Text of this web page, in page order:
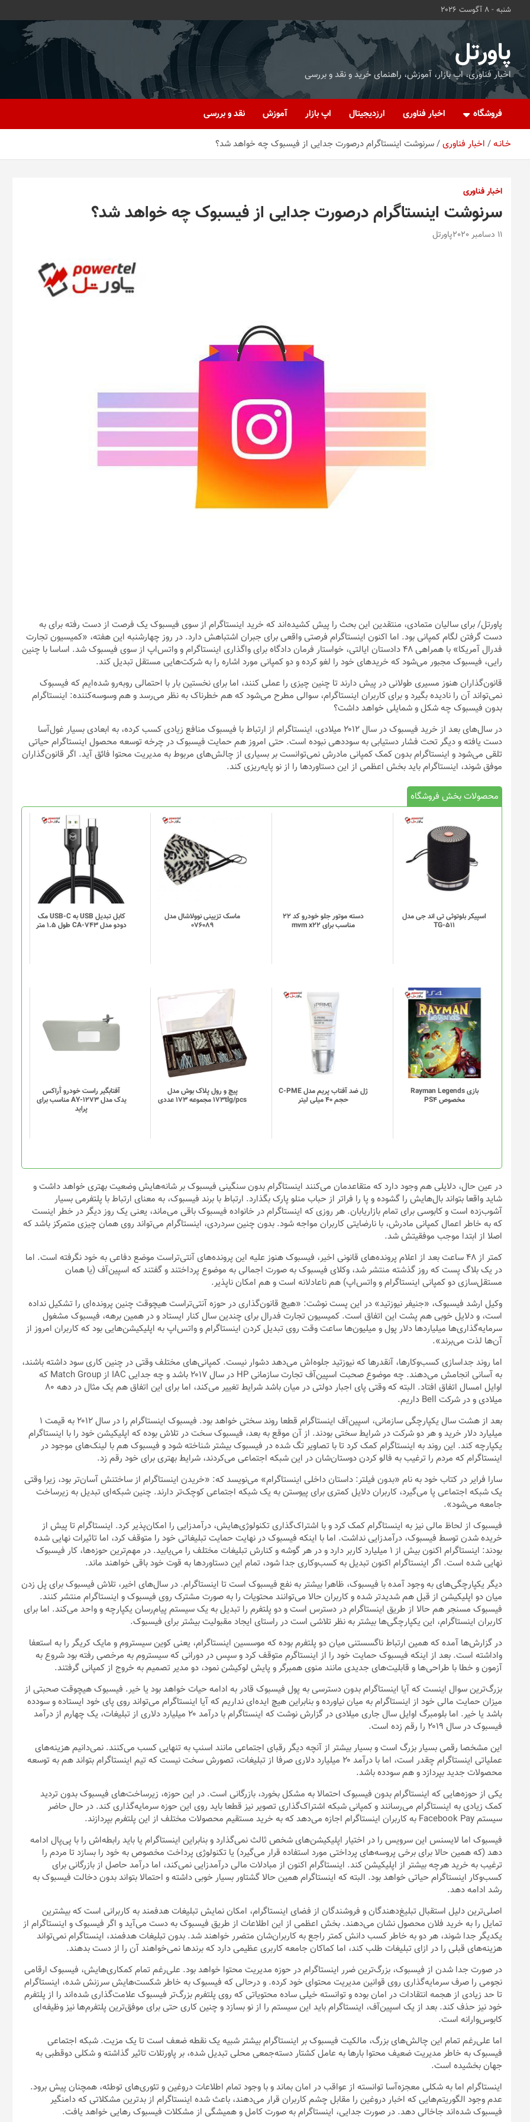
شنبه - 8 آگوست 2026
پاورتل
اخبار فناوری، اپ بازار، آموزش، راهنمای خرید و نقد و بررسی
فروشگاه اخبار فناوری ارزدیجیتال اپ بازار آموزش نقد و بررسی
خـانـه اخبار فناوری سرنوشت اینستاگرام درصورت جدایی از فیسبوک چه خواهد شد؟
اخبار فناوری
سرنوشت اینستاگرام درصورت جدایی از فیسبوک چه خواهد شد؟
11 دسامبر 2020 پاورتل
پاورتل/ برای سالیان متمادی، منتقدین این بحث را پیش کشیده‌اند که خرید اینستاگرام از سوی فیسبوک یک فرصت از دست رفته برای به
دست گرفتن لگام کمپانی بود. اما اکنون اینستاگرام فرصتی واقعی برای جبران اشتباهش دارد. در روز چهارشنبه این هفته، «کمیسیون تجارت
فدرال آمریکا» با همراهی ۴۸ دادستان ایالتی، خواستار فرمان دادگاه برای واگذاری اینستاگرام و واتس‌اپ از سوی فیسبوک شد. اساسا با چنین
رایی، فیسبوک مجبور می‌شود که خریدهای خود را لغو کرده و دو کمپانی مورد اشاره را به شرکت‌هایی مستقل تبدیل کند.
قانون‌گذاران هنوز مسیری طولانی در پیش دارند تا چنین چیزی را عملی کنند، اما برای نخستین بار با احتمالی روبه‌رو شده‌ایم که فیسبوک
نمی‌تواند آن را نادیده بگیرد و برای کاربران اینستاگرام، سوالی مطرح می‌شود که هم خطرناک به نظر می‌رسد و هم وسوسه‌کننده: اینستاگرام
بدون فیسبوک چه شکل و شمایلی خواهد داشت؟
در سال‌های بعد از خرید فیسبوک در سال ۲۰۱۲ میلادی، اینستاگرام از ارتباط با فیسبوک منافع زیادی کسب کرده، به ابعادی بسیار غول‌آسا
دست یافته و دیگر تحت فشار دستیابی به سوددهی نبوده است. حتی امروز هم حمایت فیسبوک در چرخه توسعه محصول اینستاگرام حیاتی
تلقی می‌شود و اینستاگرام بدون کمک کمپانی مادرش نمی‌توانست بر بسیاری از چالش‌های مربوط به مدیریت محتوا فائق آید. اگر قانون‌گذاران
موفق شوند، اینستاگرام باید بخش اعظمی از این دستاوردها را از نو پایه‌ریزی کند.
محصولات بخش فروشگاه
اسپیکر بلوتوثی تی اند جی مدل
TG-511
دسته موتور جلو خودرو کد 22
مناسب برای mvm x22
ماسک تزیینی نوولاشال مدل
076089
کابل تبدیل USB به USB-C مک
دودو مدل CA-743 طول 1.5 متر
بازی Rayman Legends
مخصوص PS4
ژل ضد آفتاب پریم مدل C-PME
حجم 40 میلی لیتر
پیچ و رول پلاک بوش مدل
173tlg/pcs مجموعه 173 عددی
محصول
دارای
انواع
مختلفی
می
باشد.
گزینه
ها
محصول
انتخاب
شوند
آفتابگیر راست خودرو آٰراکس
یدک مدل AY-1273 مناسب برای
پراید
محصول
دارای
انواع
مختلفی
گزینه
ها
محصول
انتخاب
شوند
در عین حال، دلایلی هم وجود دارد که متقاعدمان می‌کنند اینستاگرام بدون سنگینی فیسبوک بر شانه‌هایش وضعیت بهتری خواهد داشت و
شاید واقعا بتواند بال‌هایش را گشوده و پا را فراتر از حباب منلو پارک بگذارد. ارتباط با برند فیسبوک، به معنای ارتباط با پلتفرمی بسیار
آشوب‌زده است و کابوسی برای تمام بازاریابان. هر روزی که اینستاگرام در خانواده فیسبوک باقی می‌ماند، یعنی یک روز دیگر در خطر اینست
که به خاطر اعمال کمپانی مادرش، با نارضایتی کاربران مواجه شود. بدون چنین سردردی، اینستاگرام می‌تواند روی همان چیزی متمرکز باشد که
اصلا از ابتدا موجب موفقیتش شد.
کمتر از ۴۸ ساعت بعد از اعلام پرونده‌های قانونی اخیر، فیسبوک هنوز علیه این پرونده‌های آنتی‌تراست موضع دفاعی به خود نگرفته است. اما
در یک بلاگ پست که روز گذشته منتشر شد، وکلای فیسبوک به صورت اجمالی به موضوع پرداختند و گفتند که اسپین‌آف (یا همان
مستقل‌سازی دو کمپانی اینستاگرام و واتس‌اپ) هم ناعادلانه است و هم امکان ناپذیر.
وکیل ارشد فیسبوک، «جنیفر نیوزتید» در این پست نوشت: «هیچ قانون‌گذاری در حوزه آنتی‌تراست هیچوقت چنین پرونده‌ای را تشکیل نداده
است، و دلایل خوبی هم پشت این اتفاق است. کمیسیون تجارت فدرال برای چندین سال کنار ایستاد و در همین برهه، فیسبوک مشغول
سرمایه‌گذاری‌ها میلیاردها دلار پول و میلیون‌ها ساعت وقت روی تبدیل کردن اینستاگرام و واتس‌اپ به اپلیکیشن‌هایی بود که کاربران امروز از
آن‌ها لذت می‌برند».
اما روند جداسازی کسب‌وکارها، آنقدرها که نیوزتید جلوه‌اش می‌دهد دشوار نیست. کمپانی‌های مختلف وقتی در چنین کاری سود داشته باشند،
به آسانی انجامش می‌دهند. چه موضوع صحبت اسپین‌آف تجارت سازمانی HP در سال ۲۰۱۷ باشد و چه جدایی IAC از Match Group که
اوایل امسال اتفاق افتاد. البته که وقتی پای اجبار دولتی در میان باشد شرایط تغییر می‌کند، اما برای این اتفاق هم یک مثال در دهه ۸۰
میلادی و در شرکت Bell داریم.
بعد از هشت سال یکپارچگی سازمانی، اسپین‌آف اینستاگرام قطعا روند سختی خواهد بود. فیسبوک اینستاگرام را در سال ۲۰۱۲ به قیمت ۱
میلیارد دلار خرید و هر دو شرکت در شرایط سختی بودند. از آن موقع به بعد، فیسبوک سخت در تلاش بوده که اپلیکیشن خود را با اینستاگرام
یکپارچه کند. این روند به اینستاگرام کمک کرد تا با تصاویر تگ شده در فیسبوک بیشتر شناخته شود و فیسبوک هم با لینک‌های موجود در
اینستاگرام که مردم را ترغیب به فالو کردن دوستان‌شان در این شبکه اجتماعی می‌کردند، شرایط بهتری برای خود رقم زد.
سارا فرایر در کتاب خود به نام «بدون فیلتر: داستان داخلی اینستاگرام» می‌نویسد که: «خریدن اینستاگرام از ساختنش آسان‌تر بود، زیرا وقتی
یک شبکه اجتماعی پا می‌گیرد، کاربران دلایل کمتری برای پیوستن به یک شبکه اجتماعی کوچک‌تر دارند. چنین شبکه‌ای تبدیل به زیرساخت
جامعه می‌شود».
فیسبوک از لحاظ مالی نیز به اینستاگرام کمک کرد و با اشتراک‌گذاری تکنولوژی‌هایش، درآمدزایی را امکان‌پذیر کرد. اینستاگرام تا پیش از
خریده شدن توسط فیسبوک، درآمدزایی نداشت. اما با اینکه فیسبوک در نهایت حمایت تبلیغاتی خود را متوقف کرد، اما تاثیرات نهایی شده
بودند: اینستاگرام اکنون بیش از ۱ میلیارد کاربر دارد و در هر گوشه و کنارش تبلیغات مختلف را می‌یابید. در مهم‌ترین حوزه‌ها، کار فیسبوک
نهایی شده است. اگر اینستاگرام اکنون تبدیل به کسب‌وکاری جدا شود، تمام این دستاوردها به قوت خود باقی خواهند ماند.
دیگر یکپارچگی‌های به وجود آمده با فیسبوک، ظاهرا بیشتر به نفع فیسبوک است تا اینستاگرام. در سال‌های اخیر، تلاش فیسبوک برای پل زدن
میان دو اپلیکیشن از قبل‌ هم شدیدتر شده و کاربران حالا می‌توانند محتویات را به صورت مشترک روی فیسبوک و اینستاگرام منتشر کنند.
فیسبوک مسنجر هم حالا از طریق اینستاگرام در دسترس است و دو پلتفرم را تبدیل به یک سیستم پیام‌رسان یکپارچه و واحد می‌کند. اما برای
کاربران اینستاگرام، این یکپارچگی‌ها بیشتر به نظر تلاشی است در راستای ایجاد مقبولیت بیشتر برای فیسبوک.
در گزارش‌ها آمده که همین ارتباط ناگسستنی میان دو پلتفرم بوده که موسسین اینستاگرام، یعنی کوین سیستروم و مایک کریگر را به استعفا
واداشته است. بعد از اینکه فیسبوک حمایت خود را از اینستاگرم متوقف کرد و سپس در دورانی که سیستروم به مرخصی رفته بود شروع به
آزمون و خطا با طراحی‌ها و قابلیت‌های جدیدی مانند منوی همبرگر و پایش لوکیشن نمود، دو مدیر تصمیم به خروج از کمپانی گرفتند.
بزرگ‌ترین سوال اینست که آیا اینستاگرام بدون دسترسی به پول فیسبوک قادر به ادامه حیات خواهد بود یا خیر. فیسبوک هیچوقت صحبتی از
میزان حمایت مالی خود از اینستاگرام به میان نیاورده و بنابراین هیچ ایده‌ای نداریم که آیا اینستاگرام می‌تواند روی پای خود ایستاده و سودده
باشد یا خیر. اما بلومبرگ اوایل سال جاری میلادی در گزارش نوشت که اینستاگرام با درآمد ۲۰ میلیارد دلاری از تبلیغات، یک چهارم از درآمد
فیسبوک در سال ۲۰۱۹ را رقم زده است.
این مشخصا رقمی بسیار بزرگ است و بسیار بیشتر از آنچه دیگر رقبای اجتماعی مانند اسنپ به تنهایی کسب می‌کنند. نمی‌دانیم هزینه‌های
عملیاتی اینستاگرام چقدر است، اما با درآمد ۲۰ میلیارد دلاری صرفا از تبلیغات، تصورش سخت نیست که تیم اینستاگرام بتواند هم به توسعه
محصولات جدید بپردازد و هم سودده باشد.
یکی از حوزه‌هایی که اینستاگرام بدون فیسبوک احتمالا به مشکل بخورد، بازرگانی است. در این حوزه، زیرساخت‌های فیسبوک بدون تردید
کمک زیادی به اینستاگرام می‌رسانند و کمپانی شبکه اشتراک‌گذاری تصویر نیز قطعا باید روی این حوزه سرمایه‌گذاری کند. در حال حاضر
سیستم Facebook Pay به کاربران اینستاگرام اجازه می‌دهد که به خرید مستقیم محصولات مختلف از این پلتفرم بپردازند.
فیسبوک اما لایسنس این سرویس را در اختیار اپلیکیشن‌های شخص ثالث نمی‌گذارد و بنابراین اینستاگرام یا باید رابطه‌اش را با پی‌پال ادامه
دهد (که همین حالا برای برخی پروسه‌های پرداختی مورد استفاده قرار می‌گیرد) یا تکنولوژی پرداخت مخصوص به خود را بسازد تا مردم را
ترغیب به خرید هرچه بیشتر از اپلیکیشن کند. اینستاگرام اکنون از مبادلات مالی درآمدزایی نمی‌کند، اما درآمد حاصل از بازرگانی برای
کسب‌وکار اینستاگرام حیاتی خواهد بود. البته که اینستاگرام همین حالا گشتاور بسیار خوبی داشته و احتمالا بتواند بدون دخالت فیسبوک به
رشد ادامه دهد.
اصلی‌ترین دلیل استقبال تبلیغ‌دهندگان و فروشندگان از فضای اینستاگرام، امکان نمایش تبلیغات هدفمند به کاربرانی است که بیشترین
تمایل را به خرید فلان محصول نشان می‌دهند. بخش اعظمی از این اطلاعات از طریق فیسبوک به دست می‌آید و اگر فیسبوک و اینستاگرام از
یکدیگر جدا شوند، هر دو به خاطر کسب دانش کمتر راجع به کاربران‌شان متضرر خواهند شد. بدون تبلیغات هدفمند، اینستاگرام نمی‌تواند
هزینه‌های قبلی را در ازای تبلیغات طلب کند، اما کماکان جامعه کاربری عظیمی دارد که برندها نمی‌خواهند آن را از دست بدهند.
در صورت جدا شدن از فیسبوک، بزرگ‌ترین ضرر اینستاگرام در حوزه مدیریت محتوا خواهد بود. علی‌رغم تمام کمکاری‌هایش، فیسبوک ارقامی
نجومی را صرف سرمایه‌گذاری روی قوانین مدیریت محتوای خود کرده. و درحالی که فیسبوک به خاطر شکست‌هایش سرزنش شده، اینستاگرام
تا حد زیادی از هجمه انتقادات در امان بوده و توانسته خیلی ساده محتویاتی که روی پلتفرم بزرگ‌تر فیسبوک علامت‌گذاری شده‌اند را از پلتفرم
خود نیز حذف کند. بعد از یک اسپین‌آف، اینستاگرام باید این سیستم را از نو بسازد و چنین کاری حتی برای موفق‌ترین پلتفرم‌ها نیز وظیفه‌ای
کابوس‌وارانه است.
اما علی‌رغم تمام این چالش‌های بزرگ، مالکیت فیسبوک بر اینستاگرام بیشتر شبیه یک نقطه ضعف است تا یک مزیت. شبکه اجتماعی
فیسبوک به خاطر مدیریت ضعیف محتوا بارها به عامل کشتار دسته‌جمعی محلی تبدیل شده، بر پاورتلات تاثیر گذاشته و شکلی دوقطبی به
جهان بخشیده است.
اینستاگرام اما به شکلی معجزه‌آسا توانسته از عواقب در امان بماند و با وجود تمام اطلاعات دروغین و تئوری‌های توطئه، همچنان پیش برود.
عدم وجود الگوریتم‌هایی که اخبار دروغین را مقابل چشم کاربران قرار می‌دهند، باعث شده اینستاگرام از بدترین مشکلاتی که دامنگیر
فیسبوک شده‌اند جاخالی دهد. در صورت جدایی، اینستاگرام به صورت کامل و همیشگی از مشکلات فیسبوک رهایی خواهد یافت.